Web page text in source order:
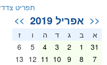
תפריט
<< אפריל 2019 >>
א ב ג ד ה
ז
31
2
3
4
5
6
7
8
9
10
11
12
13